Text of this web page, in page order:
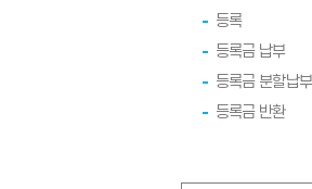
등록
등록금 납부
등록금 분할납
등록금 반환